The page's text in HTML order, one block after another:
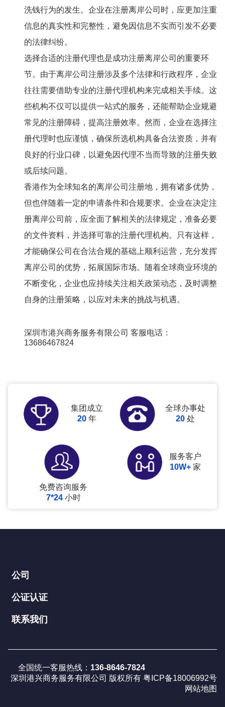
洗钱行为的发生。企业在注册离岸公司时，应更加注重
信息的真实性和完整性，避免因信息不实而引发不必要
的法律纠纷。
选择合适的注册代理也是成功注册离岸公司的重要环
节。由于离岸公司注册涉及多个法律和行政程序，企业
往往需要借助专业的注册代理机构来完成相关手续。这
些机构不仅可以提供一站式的服务，还能帮助企业规避
常见的注册障碍，提高注册效率。然而，企业在选择注
册代理时也应谨慎，确保所选机构具备合法资质，并有
良好的行业口碑，以避免因代理不当而导致的注册失败
或后续问题。
香港作为全球知名的离岸公司注册地，拥有诸多优势，
但也伴随着一定的申请条件和合规要求。企业在决定注
册离岸公司前，应全面了解相关的法律规定，准备必要
的文件资料，并选择可靠的注册代理机构。只有这样，
才能确保公司在合法合规的基础上顺利运营，充分发挥
离岸公司的优势，拓展国际市场。随着全球商业环境的
不断变化，企业也应持续关注相关政策动态，及时调整
自身的注册策略，以应对未来的挑战与机遇。
深圳市港兴商务服务有限公司 客服电话：
13686467824
集团成立
20 年
全球办事处
20 处
免费咨询服务
7*24小时
服务客户
10W+ 家
公司
公证认证
联系我们
全国统一客服热线： 136-8646-7824
深圳港兴商务服务有限公司 版权所有 粤ICP备18006992号
网站地图